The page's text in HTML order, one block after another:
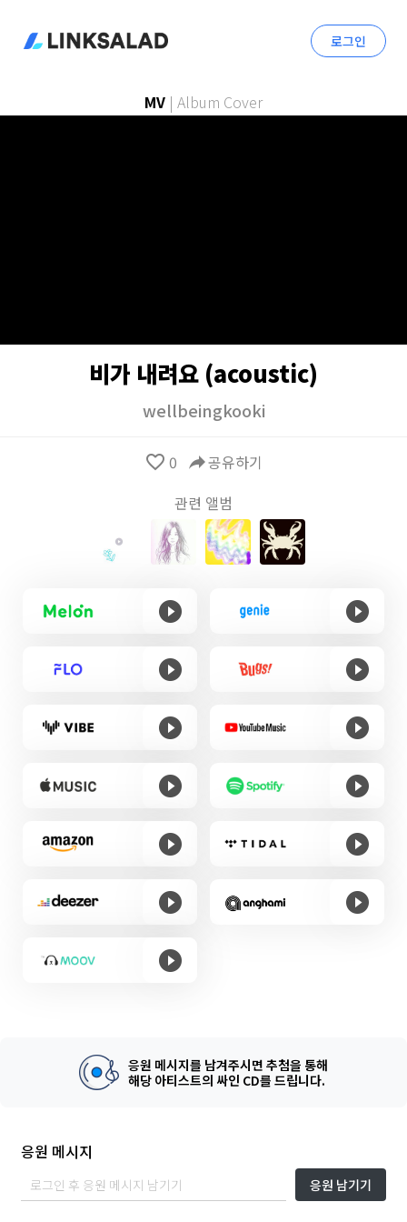
로그인
MV | Album Cover
비가 내려요 (acoustic)
wellbeingkooki
favorite_border 0 reply공유하기
관련 앨범
응원 메시지를 남겨주시면 추첨을 통해
해당 아티스트의 싸인 CD를 드립니다.
응원 메시지
응원 남기기